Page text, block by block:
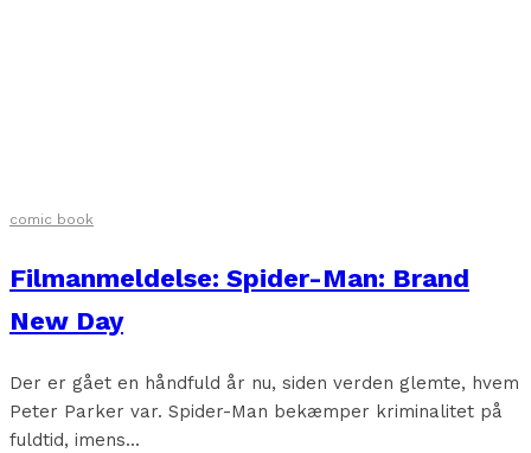
comic book
Filmanmeldelse: Spider-Man: Brand
New Day
Der er gået en håndfuld år nu, siden verden glemte, hvem
Peter Parker var. Spider-Man bekæmper kriminalitet på
fuldtid, imens...